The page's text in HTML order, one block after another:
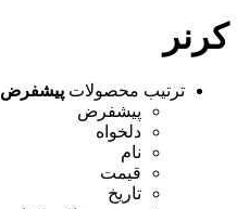
کرنر
ترتیب محصولات پیشفرض
پیشفرض
دلخواه
نام
قیمت
تاریخ